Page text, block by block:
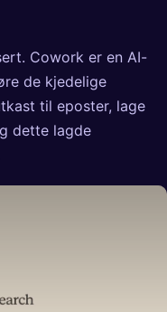
Cowork er en AI-
de kjedelige
til eposter, lage
dette lagde